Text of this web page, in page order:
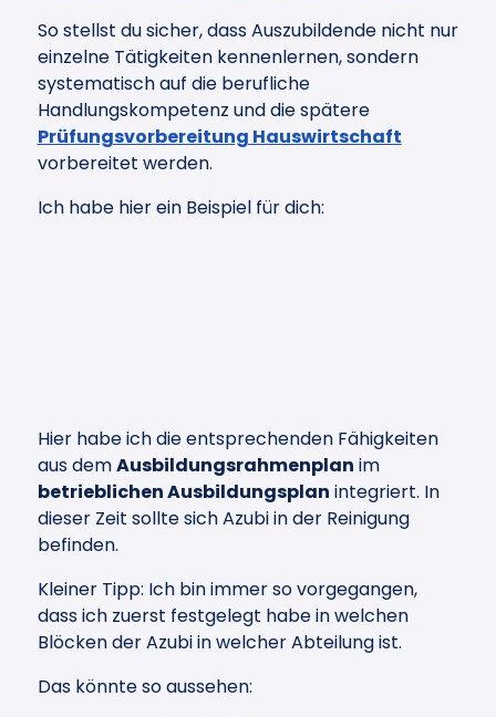
So stellst du sicher, dass Auszubildende nicht nur
einzelne Tätigkeiten kennenlernen, sondern
systematisch auf die berufliche
Handlungskompetenz und die spätere
Prüfungsvorbereitung Hauswirtschaft
vorbereitet werden.
Ich habe hier ein Beispiel für dich:
Hier habe ich die entsprechenden Fähigkeiten
aus demAusbildungsrahmenplan im
betrieblichen Ausbildungsplan integriert. In
dieser Zeit sollte sich Azubi in der Reinigung
befinden.
Kleiner Tipp: Ich bin immer so vorgegangen,
dass ich zuerst festgelegt habe in welchen
Blöcken der Azubi in welcher Abteilung ist.
Das könnte so aussehen: